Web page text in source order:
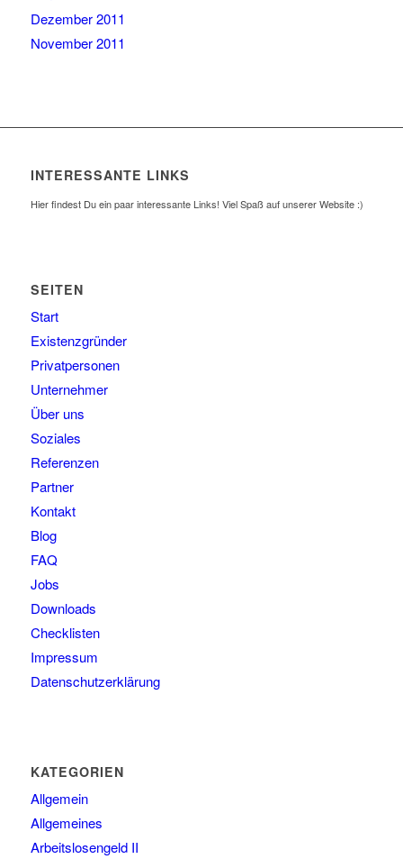
Dezember 2011
November 2011
INTERESSANTE LINKS
Hier findest Du ein paar interessante Links! Viel Spaß auf unserer Website :)
SEITEN
Start
Existenzgründer
Privatpersonen
Unternehmer
Über uns
Soziales
Referenzen
Partner
Kontakt
Blog
FAQ
Jobs
Downloads
Checklisten
Impressum
Datenschutzerklärung
KATEGORIEN
Allgemein
Allgemeines
Arbeitslosengeld II